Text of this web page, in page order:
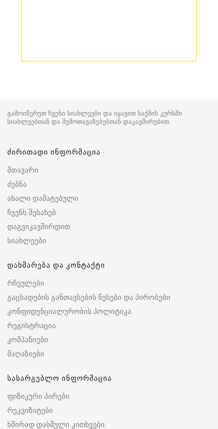
გამოიწერეთ ჩვენი სიახლეები და იყავით საქმის კურსში
სიახლეებთან და შემოთავაზებებთან დაკავშირებით.
ძირითადი ინფორმაცია
მთავარი
ძებნა
ახალი დამატებული
ჩვენს შესახებ
დაგვიკავშირდით
სიახლეები
დახმარება და კონტაქტი
რჩეულები
გაცხადების განთავსების წესები და პირობები
კონფიდენციალურობის პოლიტიკა
რეგისტრაცია
კომპანიები
მაღაზიები
სასარგებლო ინფორმაცია
ფიზიკური პირები
რეკვიზიტები
ხშირად დასმული კითხვები